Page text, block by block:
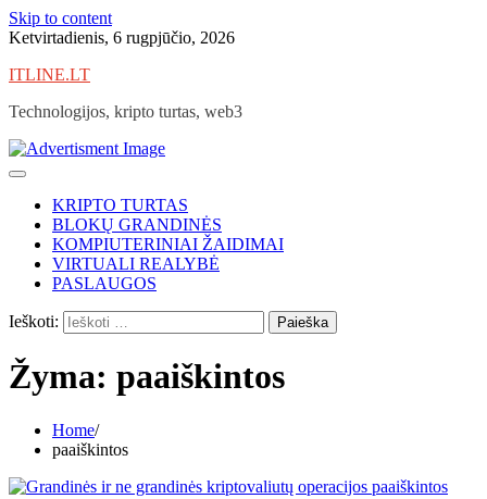
Skip to content
Ketvirtadienis, 6 rugpjūčio, 2026
ITLINE.LT
Technologijos, kripto turtas, web3
KRIPTO TURTAS
BLOKŲ GRANDINĖS
KOMPIUTERINIAI ŽAIDIMAI
VIRTUALI REALYBĖ
PASLAUGOS
Ieškoti:
Žyma: paaiškintos
Home
paaiškintos